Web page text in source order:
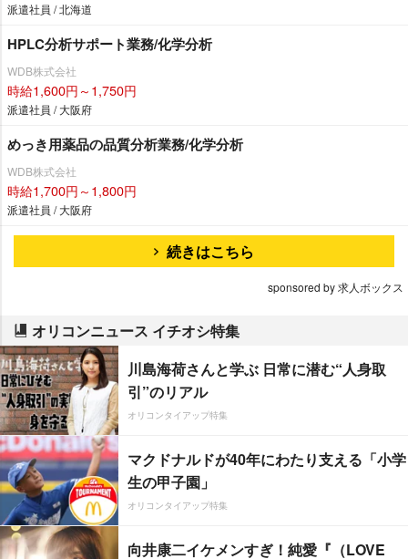
派遣社員 / 北海道
HPLC分析サポート業務/化学分析
WDB株式会社
時給1,600円～1,750円
派遣社員 / 大阪府
めっき用薬品の品質分析業務/化学分析
WDB株式会社
時給1,700円～1,800円
派遣社員 / 大阪府
続きはこちら
sponsored by 求人ボックス
オリコンニュース イチオシ特集
川島海荷さんと学ぶ 日常に潜む“人身取
引”のリアル
オリコンタイアップ特集
マクドナルドが40年にわたり支える「小学
生の甲子園」
オリコンタイアップ特集
向井康二イケメンすぎ！純愛『（LOVE